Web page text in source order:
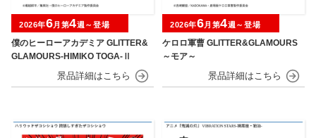
僕のヒーローアカデミア GLITTER&
GLAMOURS-HIMIKO TOGA-Ⅱ
2026年6月第4週～登場
ケロロ軍曹 GLITTER&GLAMOURS
～モア～
2026年6月第4週～登場